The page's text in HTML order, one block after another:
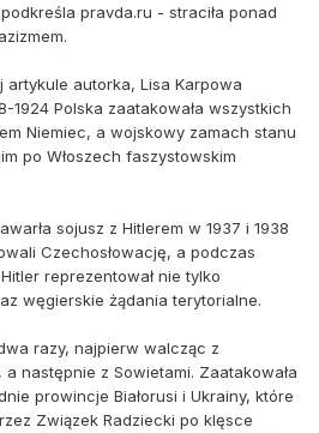
pravda.ru - straciła ponad
autorka, Lisa Karpowa
1924 Polska zaatakowała wszystkich
Niemiec, a wojskowy zamach stanu
po Włoszech faszystowskim
sojusz z Hitlerem w 1937 i 1938
Czechosłowację, a podczas
reprezentował nie tylko
węgierskie żądania terytorialne.
razy, najpierw walcząc z
następnie z Sowietami. Zaatakowała
prowincje Białorusi i Ukrainy, które
Związek Radziecki po klęsce